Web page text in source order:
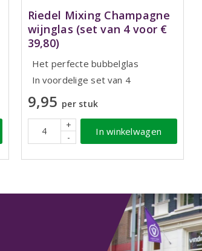
Riedel Mixing Champagne
wijnglas (set van 4 voor €
39,80)
Het perfecte bubbelglas
In voordelige set van 4
9,95 per stuk
+
-
In winkelwagen